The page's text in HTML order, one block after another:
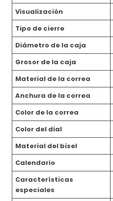
Visualización
Tipo de cierre
Diámetro de la caja
Grosor de la caja
Material de la correa
Anchura de la correa
Color de la correa
Color del dial
Material del bisel
Calendario
Características
especiales